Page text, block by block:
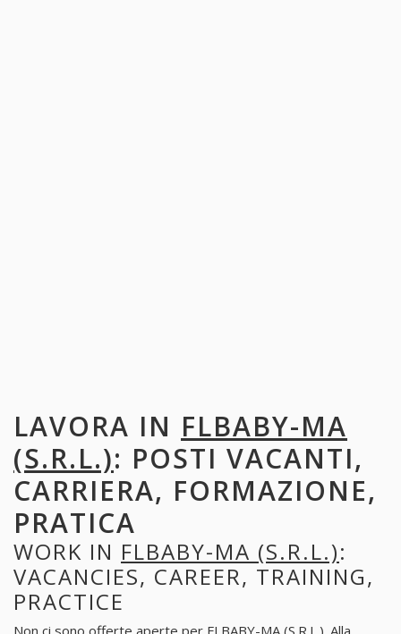
LAVORA IN FLBABY-MA
(S.R.L.): POSTI VACANTI,
CARRIERA, FORMAZIONE,
PRATICA
WORK IN FLBABY-MA (S.R.L.):
VACANCIES, CAREER, TRAINING,
PRACTICE